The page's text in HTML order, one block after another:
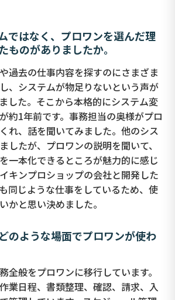
ではなく、プロワンを選んだ理
ものがありましたか。
過去の仕事内容を探すのにさまざま
、システムが物足りないという声が
した。そこから本格的にシステム変
約1年前です。事務担当の奥様がプロ
れ、話を聞いてみました。他のシス
したが、プロワンの説明を聞いて、
一本化できるところが魅力的に感じ
キンプロショップの会社と開発した
同じような仕事をしているため、使
かと思い決めました。
のような場面でプロワンが使わ
全般をプロワンに移行しています。
業日程、書類整理、確認、請求、入